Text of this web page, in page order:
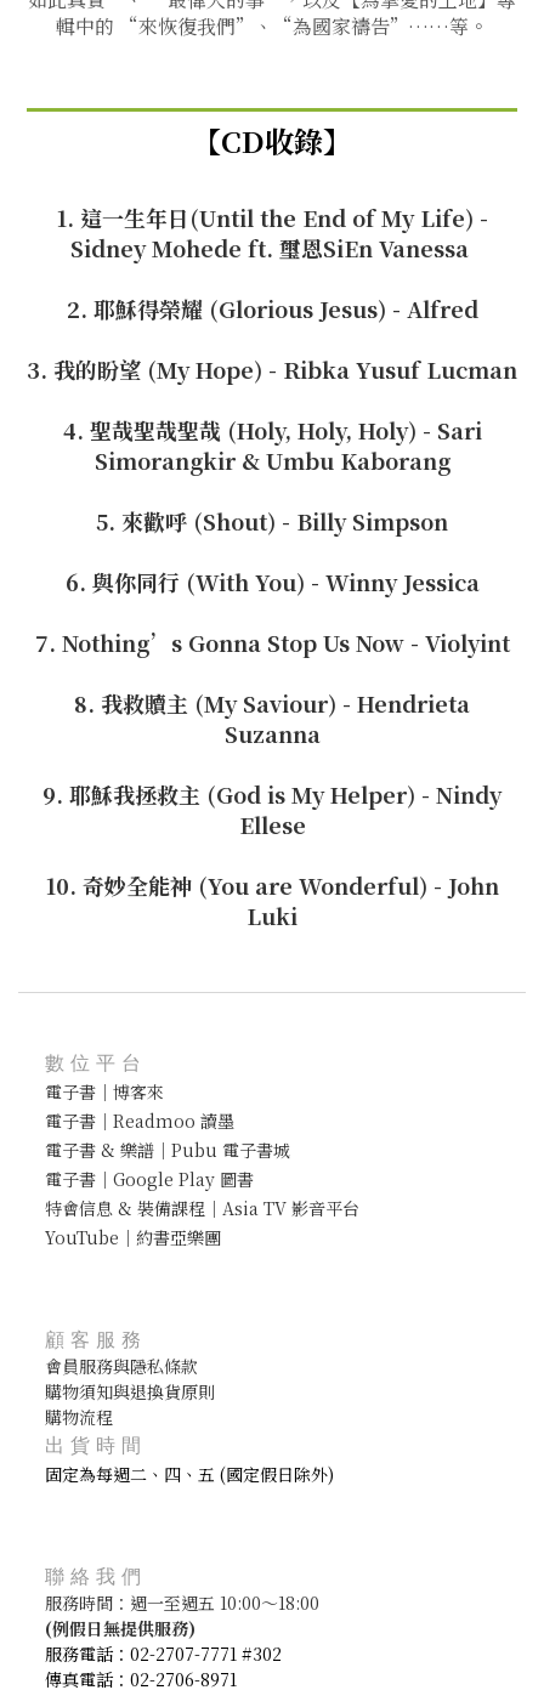
輯中的 “來恢復我們”、“為國家禱告”……等。
【CD收錄】
1. 這一生年日(Until the End of My Life) -
Sidney Mohede ft. 璽恩SiEn Vanessa
2. 耶穌得榮耀 (Glorious Jesus) - Alfred
3. 我的盼望 (My Hope) - Ribka Yusuf Lucman
4. 聖哉聖哉聖哉 (Holy, Holy, Holy) - Sari
Simorangkir & Umbu Kaborang
5. 來歡呼 (Shout) - Billy Simpson
6. 與你同行 (With You) - Winny Jessica
7. Nothing’s Gonna Stop Us Now - Violyint
8. 我救贖主 (My Saviour) - Hendrieta
Suzanna
9. 耶穌我拯救主 (God is My Helper) - Nindy
Ellese
10. 奇妙全能神 (You are Wonderful) - John
Luki
數位平台
電子書｜博客來
電子書｜Readmoo 讀墨
電子書 & 樂譜｜Pubu 電子書城
電子書｜Google Play 圖書
特會信息 & 裝備課程｜Asia TV 影音平台
YouTube｜約書亞樂團
顧客服務
會員服務與隱私條款
購物須知與退換貨原則
購物流程
出貨時間
固定為每週二、四、五 (國定假日除外)
聯絡我們
服務時間：週一至週五 10:00～18:00
(例假日無提供服務)
服務電話：02-2707-7771 #302
傳真電話：02-2706-8971